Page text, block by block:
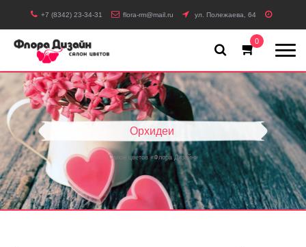
О МАГАЗИНЕ
Оплата и доставка
Вопрос-ответ
Фото с доставок
Свадебная флористика
ИНТЕРНЕТ-МАГАЗИН
Корзина
+7 (8342) 23-34-31 flora-rm@mail.ru ул. Полежаева, 64
Круглосуточно 24/7, заказы с 08 Мы ВКонтакте 0
Орхидеи
Салон цветов «Флора Дизайн»